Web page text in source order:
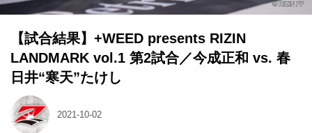
【試合結果】+WEED presents RIZIN
LANDMARK vol.1 第2試合／今成正和 vs. 春
日井“寒天”たけし
2021-10-02